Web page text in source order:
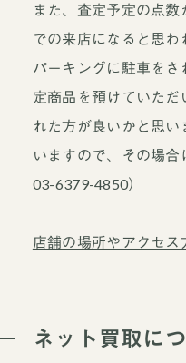
また、査定予定の点
での来店になると思
パーキングに駐車を
定商品を預けていた
れた方が良いかと思
いますので、その場合
03-6379-4850）
店舗の場所やアクセス
ネット買取に